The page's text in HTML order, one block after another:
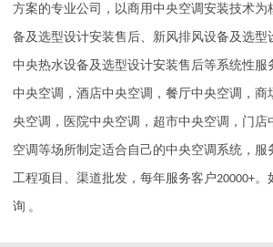
方案的专业公司，以商用中央空调安装技术为
备及选型设计安装售后、新风排风设备及选型
中央热水设备及选型设计安装售后等系统性服
中央空调，酒店中央空调，餐厅中央空调，商
央空调，医院中央空调，超市中央空调，门店
空调等场所制定适合自己的中央空调系统，服
工程项目、渠道批发，每年服务客户20000+。
询 。